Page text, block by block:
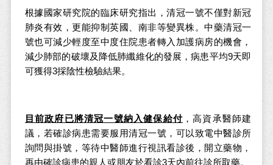
根據國家研究院的臨床研究指出，清冠一號不僅對新冠
肺炎有效，更能抑制英國、南非等變異株。中藥清冠一
號也可減少輕度至中度住院患者轉入加護病房的機會，
減少肺部的破壞及降低肺纖維化的發展，病患平均9天即
可獲得3採陰性檢驗結果。
目前政府已將清冠一號納入健保給付，高資承醫師建
議，若確診病患需要服用清冠一號，可以致電中醫診所
詢問與掛號，等待中醫師進行視訊看診後，開立藥物，
再由確診病患的親人或朋友於看診3天內前往診所取藥。